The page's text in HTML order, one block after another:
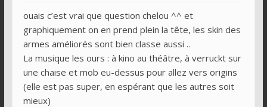
ouais c’est vrai que question chelou ^^ et
graphiquement on en prend plein la tête, les skin des
armes améliorés sont bien classe aussi ..
La musique les ours : à kino au théâtre, à verruckt sur
une chaise et mob eu-dessus pour allez vers origins
(elle est pas super, en espérant que les autres soit
mieux)